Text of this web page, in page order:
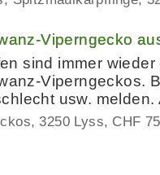
Viperngecko
sind immer
Viperngeckos.
usw.
3250 Lyss CHF